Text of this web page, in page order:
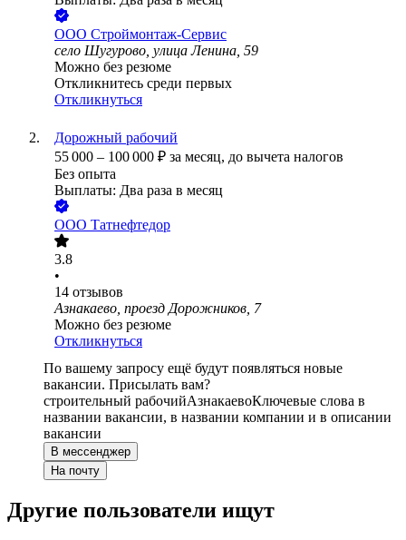
ООО Строймонтаж-Сервис
село Шугурово, улица Ленина, 59
Можно без резюме
Откликнитесь среди первых
Откликнуться
Дорожный рабочий
55 000 – 100 000 ₽ за месяц, до вычета налогов
Без опыта
Выплаты: Два раза в месяц
ООО Татнефтедор
3.8
•
14 отзывов
Азнакаево, проезд Дорожников, 7
Можно без резюме
Откликнуться
По вашему запросу ещё будут появляться новые
вакансии. Присылать вам?
строительный рабочийАзнакаевоКлючевые слова в
названии вакансии, в названии компании и в описании
вакансии
В мессенджер
На почту
Другие пользователи ищут